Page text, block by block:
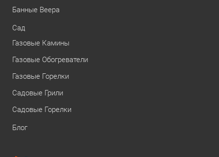
Банные Веера
Сад
Газовые Камины
Газовые Обогреватели
Газовые Горелки
Садовые Грили
Садовые Горелки
Блог